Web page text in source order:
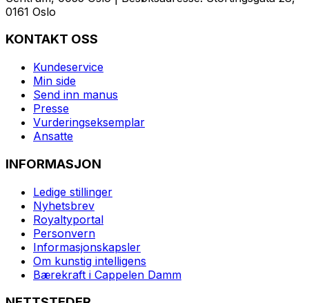
0161 Oslo
KONTAKT OSS
Kundeservice
Min side
Send inn manus
Presse
Vurderingseksemplar
Ansatte
INFORMASJON
Ledige stillinger
Nyhetsbrev
Royaltyportal
Personvern
Informasjonskapsler
Om kunstig intelligens
Bærekraft i Cappelen Damm